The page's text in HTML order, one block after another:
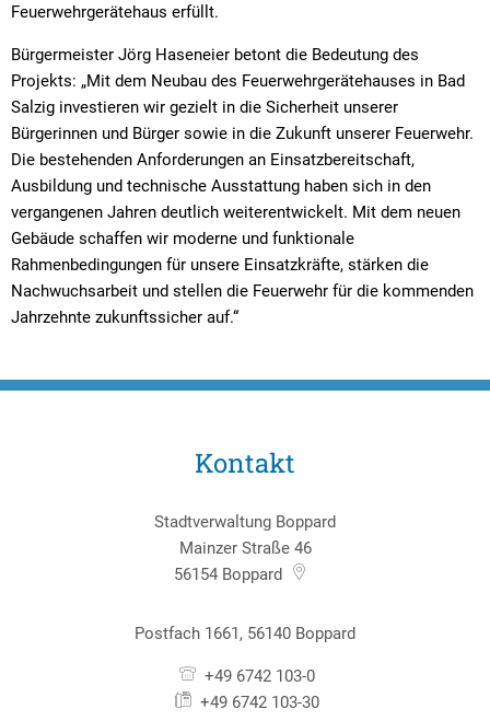
Feuerwehrgerätehaus erfüllt.
Bürgermeister Jörg Haseneier betont die Bedeutung des
Projekts: „Mit dem Neubau des Feuerwehrgerätehauses in Bad
Salzig investieren wir gezielt in die Sicherheit unserer
Bürgerinnen und Bürger sowie in die Zukunft unserer Feuerwehr.
Die bestehenden Anforderungen an Einsatzbereitschaft,
Ausbildung und technische Ausstattung haben sich in den
vergangenen Jahren deutlich weiterentwickelt. Mit dem neuen
Gebäude schaffen wir moderne und funktionale
Rahmenbedingungen für unsere Einsatzkräfte, stärken die
Nachwuchsarbeit und stellen die Feuerwehr für die kommenden
Jahrzehnte zukunftssicher auf.“
Kontakt
Stadtverwaltung Boppard
Mainzer Straße 46
56154 Boppard
Postfach 1661, 56140 Boppard
+49 6742 103-0
+49 6742 103-30